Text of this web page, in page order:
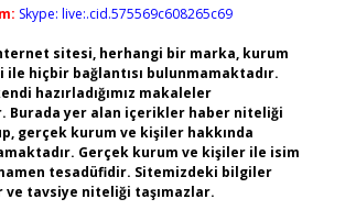
Skype: live:.cid.575569c608265c69
sitesi, herhangi bir marka, kurum
ile hiçbir bağlantısı bulunmamaktadır.
hazırladığımız makaleler
Burada yer alan içerikler haber niteliği
gerçek kurum ve kişiler hakkında
Gerçek kurum ve kişiler ile isim
tesadüfidir. Sitemizdeki bilgiler
tavsiye niteliği taşımazlar.